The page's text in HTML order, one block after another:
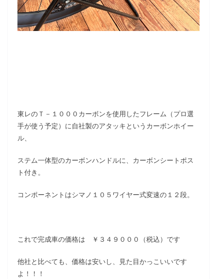
東レのＴ－１０００カーボンを使用したフレーム（プロ選
手が使う予定）に自社製のアタッキというカーボンホイー
ル、
ステム一体型のカーボンハンドルに、カーボンシートポス
ト付き。
コンポーネントはシマノ１０５ワイヤー式変速の１２段。
これで完成車の価格は ￥３４９０００（税込）です
他社と比べても、価格は安いし、見た目かっこいいです
よ！！！